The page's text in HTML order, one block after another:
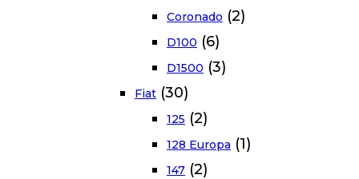
Coronado (2)
D100 (6)
D1500 (3)
Fiat (30)
125 (2)
128 Europa (1)
147 (2)